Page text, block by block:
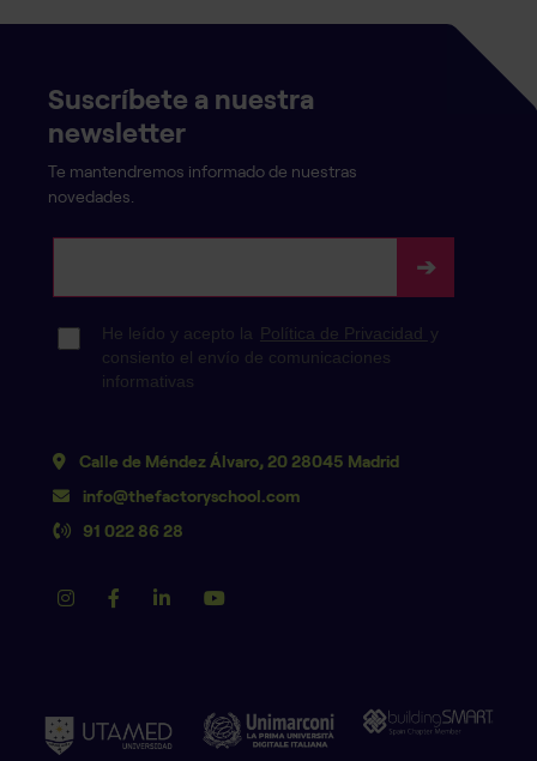
Suscríbete a nuestra
newsletter
Te mantendremos informado de nuestras
novedades.
Calle de Méndez Álvaro, 20 28045 Madrid
info@thefactoryschool.com
91 022 86 28